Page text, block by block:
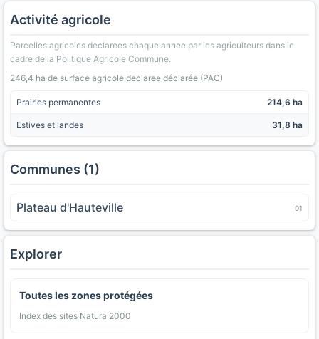
Activité agricole
Parcelles agricoles declarees chaque annee par les agriculteurs dans le
cadre de la Politique Agricole Commune.
246,4 ha de surface agricole declaree déclarée (PAC)
Prairies permanentes 214,6 ha
Estives et landes 31,8 ha
Communes (1)
Plateau d'Hauteville 01
Explorer
Toutes les zones protégées
Index des sites Natura 2000